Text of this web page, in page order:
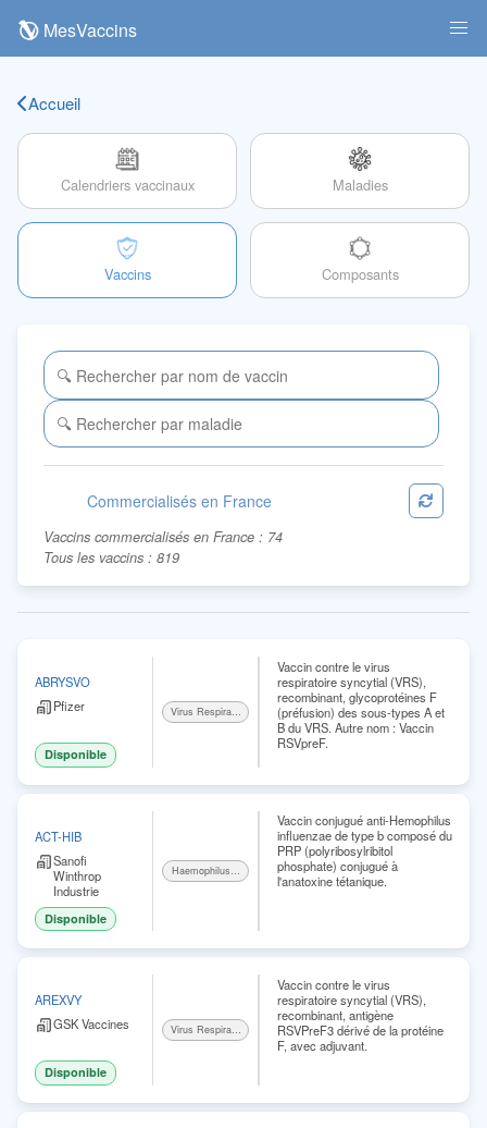
MesVaccins
Accueil
Calendriers vaccinaux Maladies
Vaccins Composants
Commercialisés en France
Vaccins commercialisés en France : 74
Tous les vaccins : 819
ABRYSVO
Pfizer
Disponible
Virus Respiratoire Syncytial
Vaccin contre le virus
respiratoire syncytial (VRS),
recombinant, glycoprotéines F
(préfusion) des sous-types A et
B du VRS. Autre nom : Vaccin
RSVpreF.
ACT-HIB
Sanofi
Winthrop
Industrie
Disponible
Haemophilus influenzae b
Vaccin conjugué anti-Hemophilus
influenzae de type b composé du
PRP (polyribosylribitol
phosphate) conjugué à
l'anatoxine tétanique.
AREXVY
GSK Vaccines
Disponible
Virus Respiratoire Syncytial
Vaccin contre le virus
respiratoire syncytial (VRS),
recombinant, antigène
RSVPreF3 dérivé de la protéine
F, avec adjuvant.